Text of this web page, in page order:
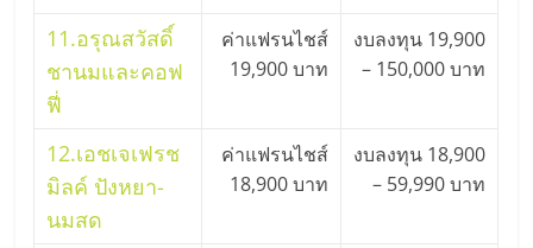
รวม
แฟ
รน
11.อรุณสวัสดิ์
ชานมและคอฟ
ฟี่
ค่าแฟรนไชส์
19,900 บาท
งบลงทุน 19,900
– 150,000 บาท
12.เอชเจเฟรช
มิลค์ ปังหยา-
นมสด
ค่าแฟรนไชส์
18,900 บาท
งบลงทุน 18,900
– 59,990 บาท